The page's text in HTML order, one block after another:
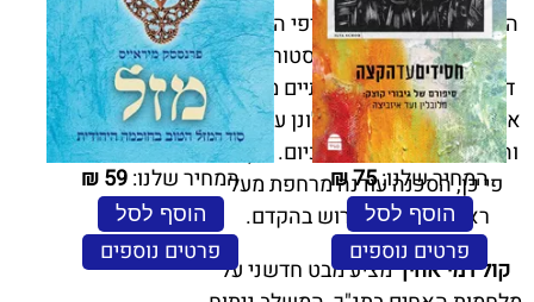
הטרגיות בין הקנאים שורפי האסמים
והפרושים. עם מטען היסטורי כזה,
דומה שמצבנו טוב שבעתיים מבעבר,
אף שאנחנו מרבים להתלונן על הקרע
והשסע המפלגים בינינו כיום. ואף על
פי כן, הסכנה עודנה מרחפת מעל
ראשנו והתיקון דרוש בהקדם.
קול דמי אחיךמציע מבט חדשני על
המחיר שלנו:75
₪
הוסף לסל
פרטים נוספים
המחיר שלנו:59
₪
הוסף לסל
פרטים נוספים